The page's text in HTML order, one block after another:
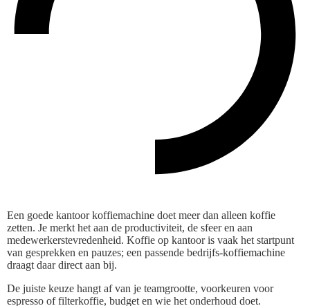
Een goede kantoor koffiemachine doet meer dan alleen koffie
zetten. Je merkt het aan de productiviteit, de sfeer en aan
medewerkerstevredenheid. Koffie op kantoor is vaak het startpunt
van gesprekken en pauzes; een passende bedrijfs-koffiemachine
draagt daar direct aan bij.
De juiste keuze hangt af van je teamgrootte, voorkeuren voor
espresso of filterkoffie, budget en wie het onderhoud doet.